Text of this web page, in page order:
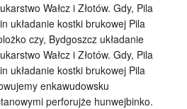
Wałcz i Złotów. Gdy, Pila
układanie kostki brukowej Pila
czy, Bydgoszcz układanie
Wałcz i Złotów. Gdy, Pila
układanie kostki brukowej Pila
enkawudowsku
perforujże hunwejbinko.